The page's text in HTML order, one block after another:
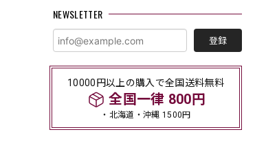
NEWSLETTER
登録
10000円以上の購入で全国送料無料
全国一律 800円
・北海道・沖縄 1500円